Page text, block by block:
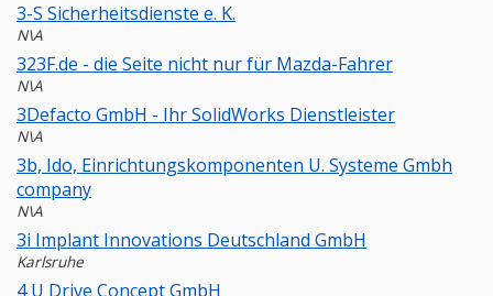
3-S Sicherheitsdienste e. K.
N\A
323F.de - die Seite nicht nur für Mazda-Fahrer
N\A
3Defacto GmbH - Ihr SolidWorks Dienstleister
N\A
3b, Ido, Einrichtungskomponenten U. Systeme Gmbh
company
N\A
3i Implant Innovations Deutschland GmbH
Karlsruhe
4 U Drive Concept GmbH